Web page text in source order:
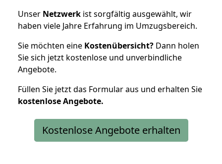
Unser Netzwerk ist sorgfältig ausgewählt, wir
haben viele Jahre Erfahrung im Umzugsbereich.
Sie möchten eine Kostenübersicht? Dann holen
Sie sich jetzt kostenlose und unverbindliche
Angebote.
Füllen Sie jetzt das Formular aus und erhalten Sie
kostenloseAngebote.
Kostenlose Angebote erhalten